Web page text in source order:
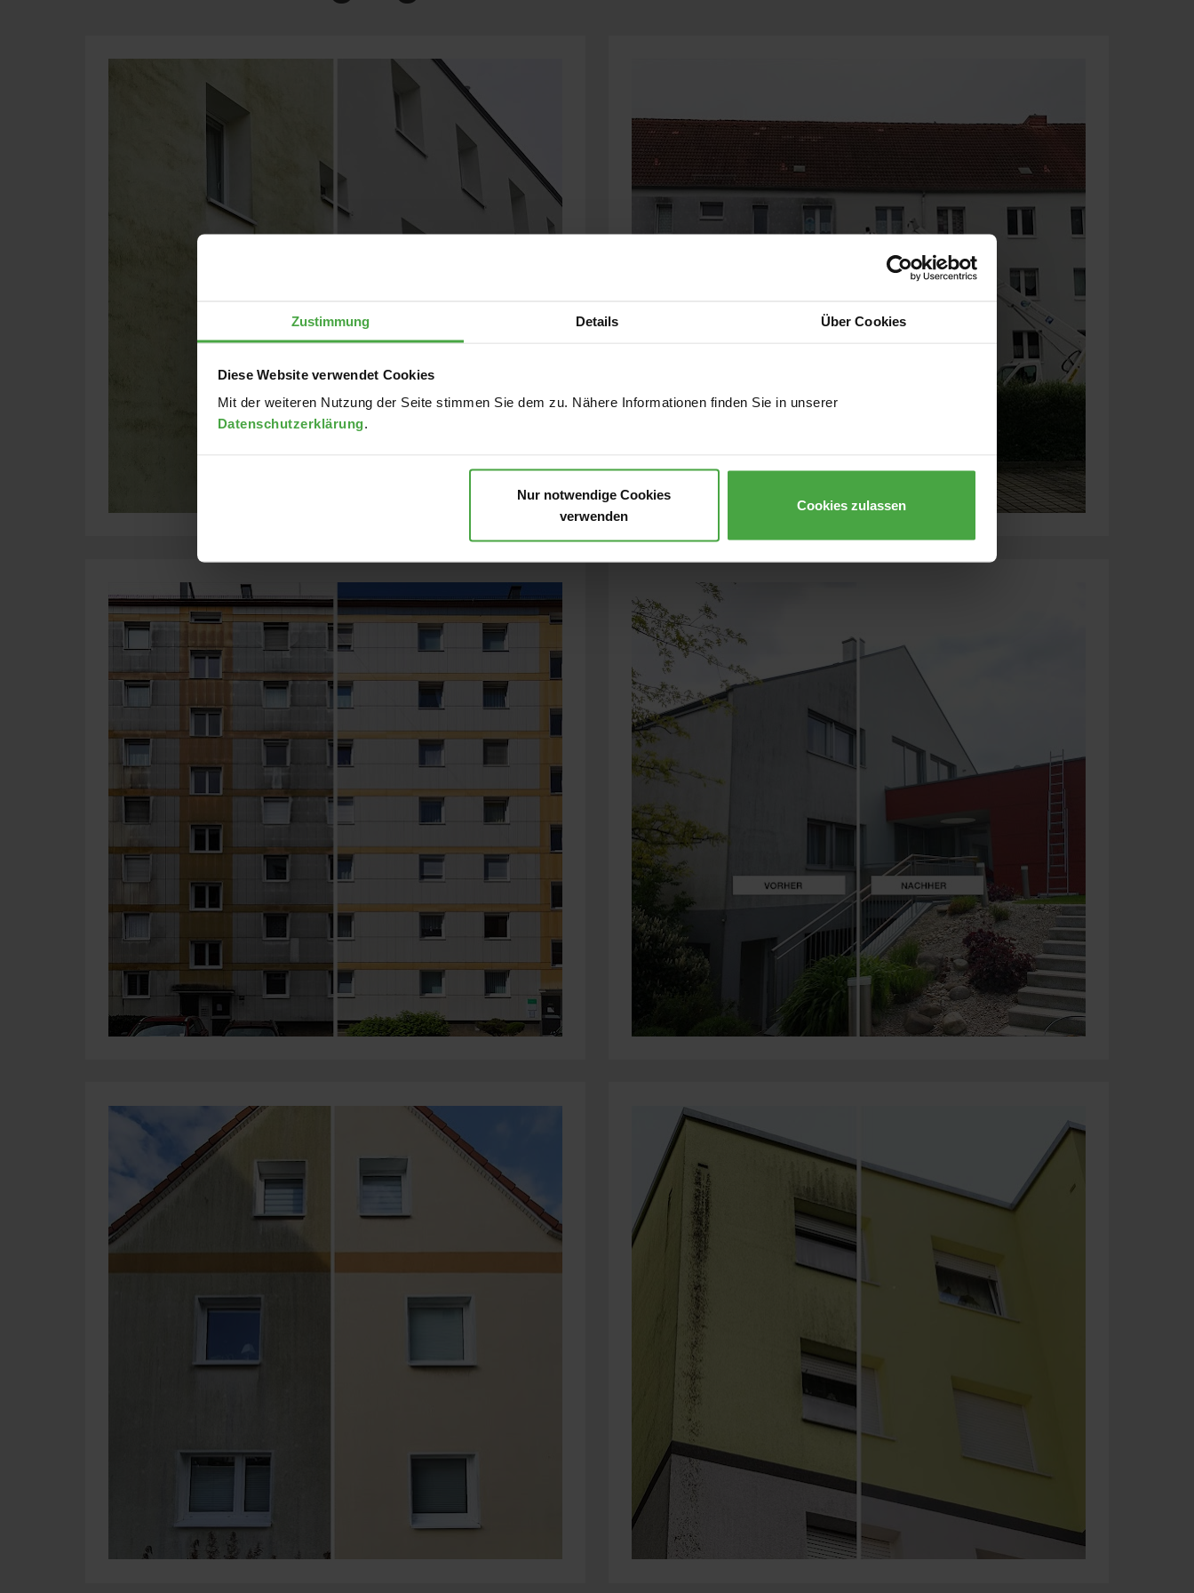
Zustimmung Details Über Cookies
Diese Website verwendet Cookies
Mit der weiteren Nutzung der Seite stimmen Sie dem zu. Nähere Informationen finden Sie in unserer
Datenschutzerklärung.
Nur notwendige Cookies
verwenden
Cookies zulassen